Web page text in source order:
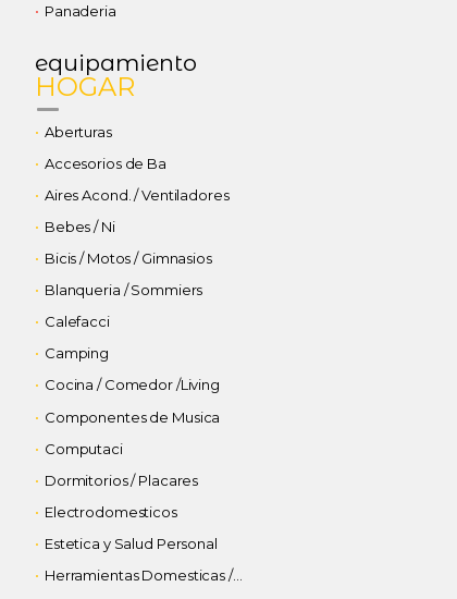
Panaderia
equipamiento
HOGAR
Aberturas
Accesorios de Ba
Aires Acond. / Ventiladores
Bebes / Ni
Bicis / Motos / Gimnasios
Blanqueria / Sommiers
Calefacci
Camping
Cocina / Comedor /Living
Componentes de Musica
Computaci
Dormitorios / Placares
Electrodomesticos
Estetica y Salud Personal
Herramientas Domesticas / Pinturas